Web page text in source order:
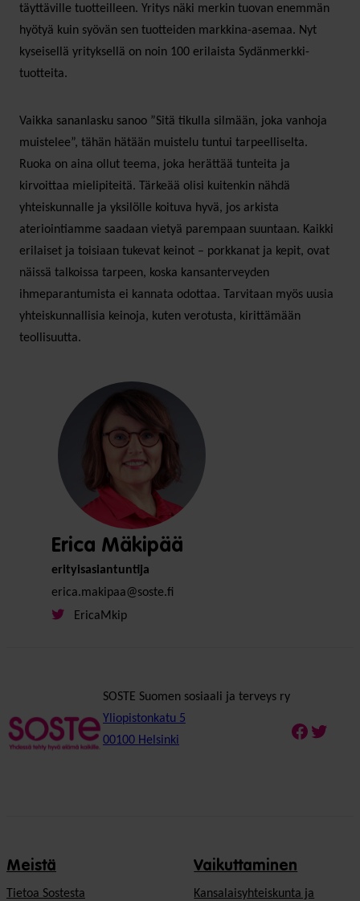
täyttäville tuotteilleen. Yritys näki merkin tuovan enemmän
hyötyä kuin syövän sen tuotteiden markkina-asemaa. Nyt
kyseisellä yrityksellä on noin 100 erilaista Sydänmerkki-
tuotteita.
Vaikka sananlasku sanoo ”Sitä tikulla silmään, joka vanhoja
muistelee”, tähän hätään muistelu tuntui tarpeelliselta.
Ruoka on aina ollut teema, joka herättää tunteita ja
kirvoittaa mielipiteitä. Tärkeää olisi kuitenkin nähdä
yhteiskunnalle ja yksilölle koituva hyvä, jos arkista
ateriointiamme saadaan vietyä parempaan suuntaan. Kaikki
erilaiset ja toisiaan tukevat keinot – porkkanat ja kepit, ovat
näissä talkoissa tarpeen, koska kansanterveyden
ihmeparantumista ei kannata odottaa. Tarvitaan myös uusia
yhteiskunnallisia keinoja, kuten verotusta, kirittämään
teollisuutta.
Erica Mäkipää
erityisasiantuntija
erica.makipaa@soste.fi
EricaMkip
SOSTE Suomen sosiaali ja terveys ry
Yliopistonkatu 5
00100 Helsinki
Meistä
Tietoa Sostesta
Vaikuttaminen
Kansalaisyhteiskunta ja